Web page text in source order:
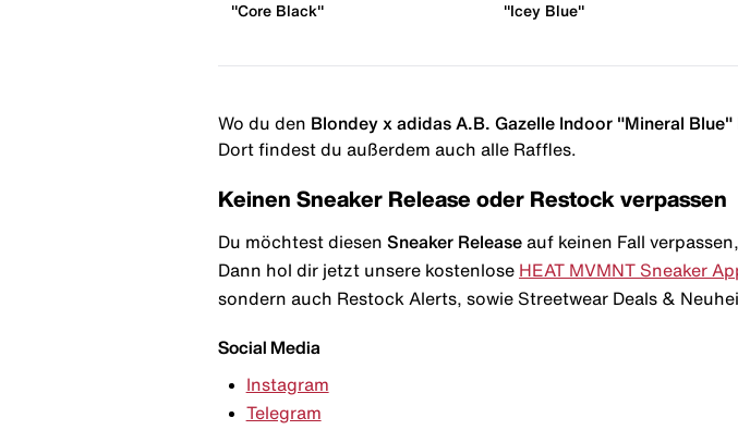
"Core Black"
"Icey Blue"
Wo du den Blondey x adidas A.B. Gazelle Indoor "Mineral Blue"
Dort findest du außerdem auch alle Raffles.
Keinen Sneaker Release oder Restock verpassen
Du möchtest diesen Sneaker Release auf keinen Fall
Dann hol dir jetzt unsere kostenlose HEAT MVMNT Sneaker
sondern auch Restock Alerts, sowie Streetwear Deals &
Social Media
Instagram
Telegram